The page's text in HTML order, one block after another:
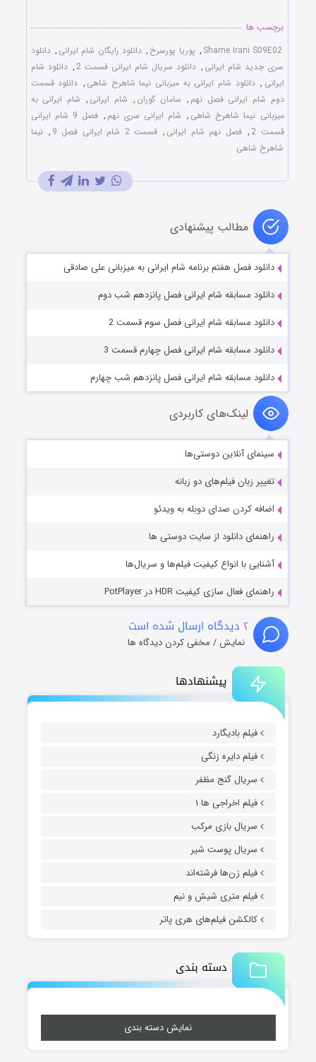
پیشنهادها
فیلم بادیگارد
فیلم دایره زنگی
سریال گنج مظفر
فیلم اخراجی ها ۱
سریال بازی مرکب
سریال پوست شیر
فیلم زن‌ها فرشته‌اند
فیلم متری شیش و نیم
کالکشن فیلم‌های هری پاتر
دسته بندی
نمایش دسته بندی
برچسب ها
Shame Irani S09E02
, پوریا پورسرخ , دانلود رایگان شام ایرانی , دانلود
سری جدید شام ایرانی , دانلود سریال شام ایرانی قسمت 2 , دانلود شام
ایرانی , دانلود شام ایرانی به میزبانی نیما شاهرخ شاهی , دانلود قسمت
دوم شام ایرانی فصل نهم , سامان گوران , شام ایرانی , شام ایرانی به
میزبانی نیما شاهرخ شاهی , شام ایرانی سری نهم ,
فصل 9 شام ایرانی
قسمت 2
, فصل نهم شام ایرانی , قسمت 2 شام ایرانی فصل 9 , نیما
شاهرخ شاهی
مطالب پیشنهادی
دانلود فصل هفتم برنامه شام ایرانی به میزبانی علی صادقی
دانلود مسابقه شام ایرانی فصل پانزدهم شب دوم
دانلود مسابقه شام ایرانی فصل سوم قسمت 2
دانلود مسابقه شام ایرانی فصل چهارم قسمت 3
دانلود مسابقه شام ایرانی فصل پانزدهم شب چهارم
لینک‌های کاربردی
سینمای آنلاین دوستی‌ها
تغییر زبان فیلم‌های دو زبانه
اضافه کردن صدای دوبله به ویدئو
راهنمای دانلود از سایت دوستی ها
آشنایی با انواع کیفیت فیلم‌ها و سریال‌ها
راهنمای فعال سازی کیفیت HDR در PotPlayer
۲ دیدگاه ارسال شده است
نمایش / مخفی کردن دیدگاه ها